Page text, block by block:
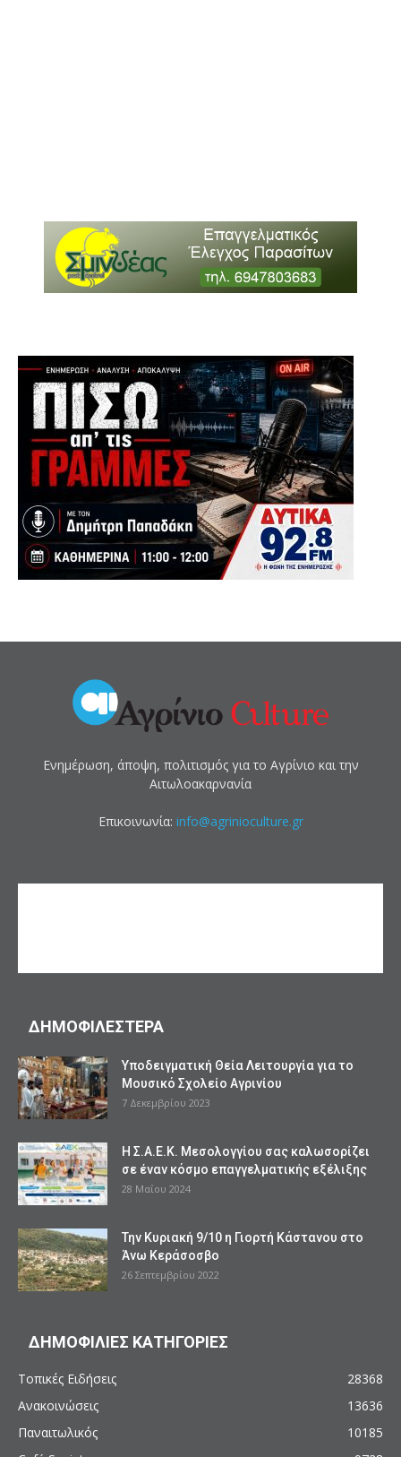
Ενημέρωση, άποψη, πολιτισμός για το Αγρίνιο και την
Αιτωλοακαρνανία
Επικοινωνία: info@agrinioculture.gr
ΔΗΜΟΦΙΛΕΣΤΕΡΑ
Υποδειγματική Θεία Λειτουργία για το
Μουσικό Σχολείο Αγρινίου
7 Δεκεμβρίου 2023
Η Σ.Α.Ε.Κ. Μεσολογγίου σας καλωσορίζει
σε έναν κόσμο επαγγελματικής εξέλιξης
28 Μαΐου 2024
Την Κυριακή 9/10 η Γιορτή Κάστανου στο
Άνω Κεράσοσβο
26 Σεπτεμβρίου 2022
ΔΗΜΟΦΙΛΙΕΣ ΚΑΤΗΓΟΡΙΕΣ
Τοπικές Ειδήσεις
28368
Ανακοινώσεις
13636
Παναιτωλικός
10185